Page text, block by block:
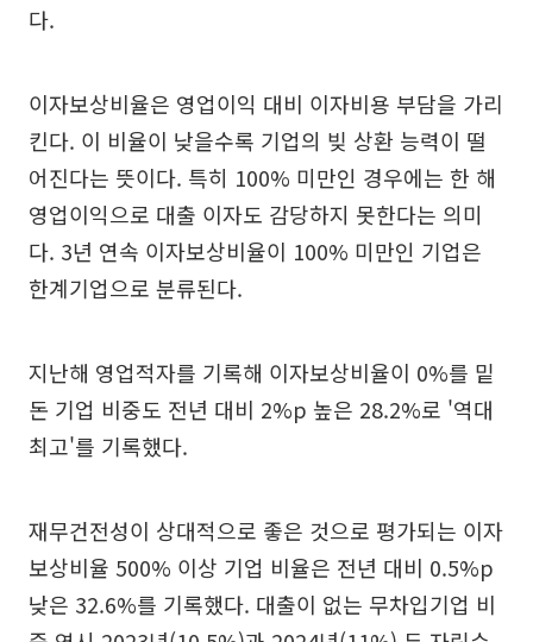
다.
이자보상비율은 영업이익 대비 이자비용 부담을 가리
킨다. 이 비율이 낮을수록 기업의 빚 상환 능력이 떨
어진다는 뜻이다. 특히 100% 미만인 경우에는 한 해
영업이익으로 대출 이자도 감당하지 못한다는 의미
다. 3년 연속 이자보상비율이 100% 미만인 기업은
한계기업으로 분류된다.
지난해 영업적자를 기록해 이자보상비율이 0%를 밑
돈 기업 비중도 전년 대비 2%p 높은 28.2%로 '역대
최고'를 기록했다.
재무건전성이 상대적으로 좋은 것으로 평가되는 이자
보상비율 500% 이상 기업 비율은 전년 대비 0.5%p
낮은 32.6%를 기록했다. 대출이 없는 무차입기업 비